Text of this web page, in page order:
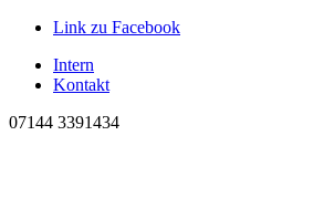
Link zu Facebook
Intern
Kontakt
07144 3391434